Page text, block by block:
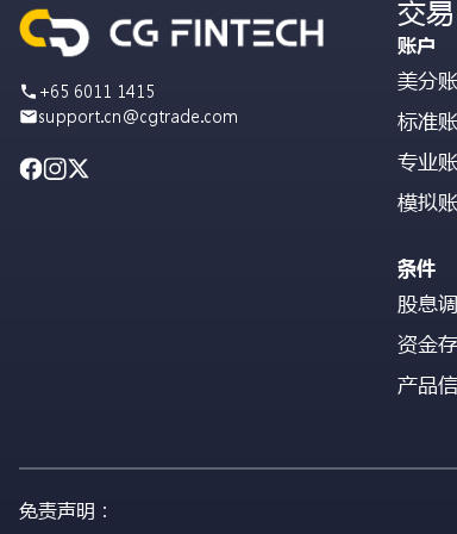
+65 6011 1415
support.cn@cgtrade.com
交易
账户
美分
标准
专业
模拟
条件
股息
资金
产品
免责声明：